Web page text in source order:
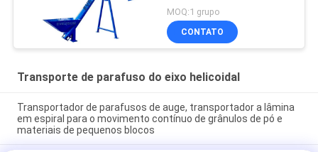
MOQ:1 grupo
CONTATO
Transporte de parafuso do eixo helicoidal
Transportador de parafusos de auge, transportador a lâmina
em espiral para o movimento contínuo de grânulos de pó e
materiais de pequenos blocos